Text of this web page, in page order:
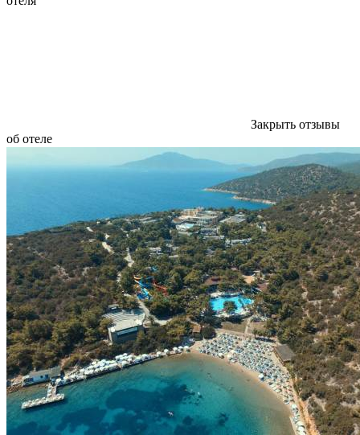
Закрыть отзывы
об отеле